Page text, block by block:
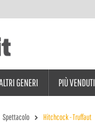
GENERI PIÙ VENDUTI
Spettacolo Hitchcock - Truffaut